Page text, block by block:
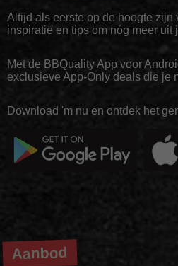
Altijd als eerste op de hoogte zijn
inspiratie en tips om nóg meer uit
Met de BBQuality App voor
exclusieve App-Only deals die je
Download 'm nu en ontdek het
Aanbod